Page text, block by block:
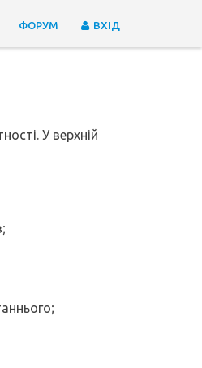
ФОРУМ ВХІД
У верхній